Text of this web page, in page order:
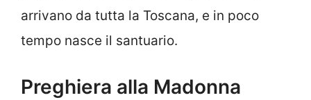
arrivano da tutta la Toscana, e in poco
tempo nasce il santuario.
Preghiera alla Madonna